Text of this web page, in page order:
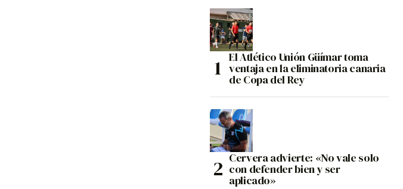
El Atlético Unión Güímar toma
ventaja en la eliminatoria canaria
de Copa del Rey
Cervera advierte: «No vale solo
con defender bien y ser
aplicado»